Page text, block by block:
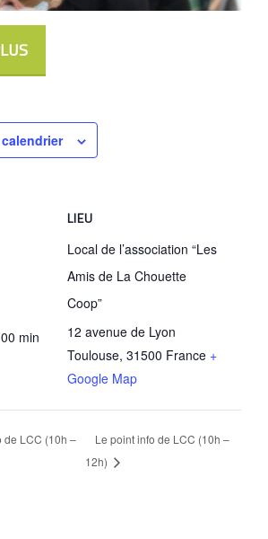
min
LIEU
Local de l’association “Les
Amis de La Chouette
Coop”
12 avenue de Lyon
Toulouse, 31500 France +
Google Map
de LCC (10h –
Le point info de LCC (10h –
12h)